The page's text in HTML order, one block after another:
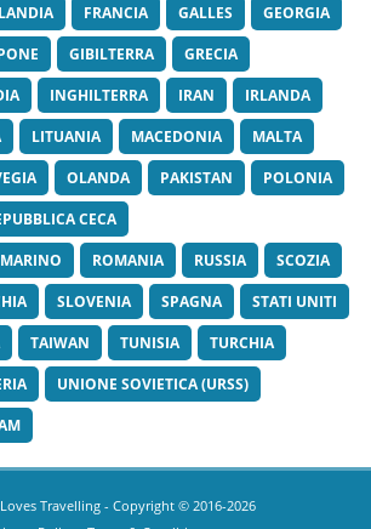
FRANCIA GALLES
GEORGIA
GIBILTERRA
GRECIA
INGHILTERRA IRAN
IRLANDA
LITUANIA MACEDONIA
MALTA
OLANDA PAKISTAN
POLONIA
CECA
ROMANIA RUSSIA
SCOZIA
SLOVENIA SPAGNA
STATI UNITI
TAIWAN TUNISIA
TURCHIA
UNIONE SOVIETICA (URSS)
Travelling- Copyright © 2016-2026